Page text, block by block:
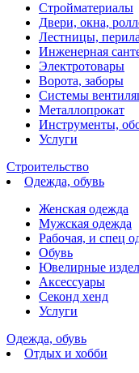
Стройматериалы
Двери, окна,
Лестницы,
Инженерная
Электротовары
Ворота, заборы
Системы
Металлопрокат
Инструменты,
Услуги
Строительство
Одежда, обувь
Женская одежда
Мужская одежда
Рабочая, и спец
Обувь
Ювелирные
Аксессуары
Секонд хенд
Услуги
Одежда, обувь
Отдых и хобби